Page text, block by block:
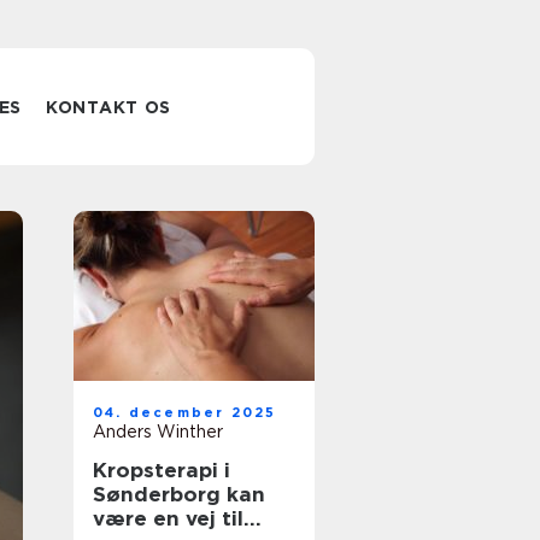
KONTAKT OS
Akupunktur
thisted når krop
og sind
04. december 2025
Anders Winther
Kropsterapi i
Sønderborg kan
være en vej til